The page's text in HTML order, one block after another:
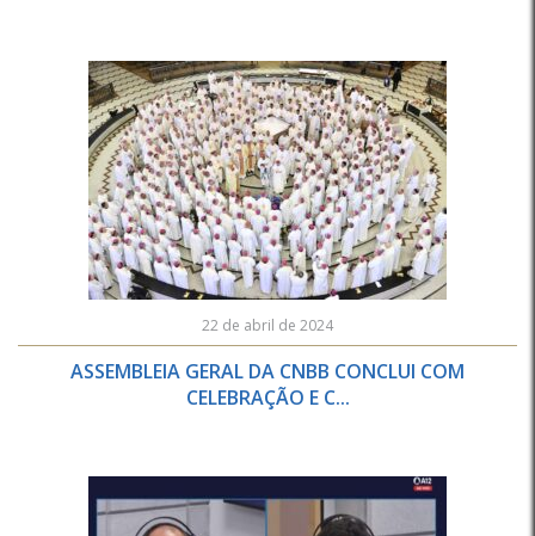
22 de abril de 2024
ASSEMBLEIA GERAL DA CNBB CONCLUI COM
CELEBRAÇÃO E C...